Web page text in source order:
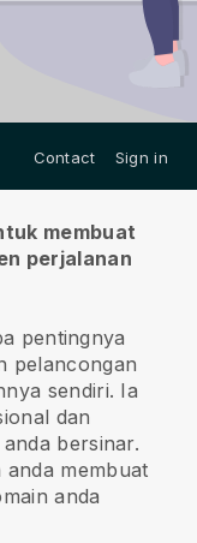
Contact Sign in
membuat
perjalanan
pentingnya
pelancongan
sendiri. Ia
dan
bersinar.
membuat
anda